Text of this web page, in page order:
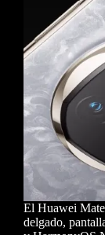
El Huawei
delgado,